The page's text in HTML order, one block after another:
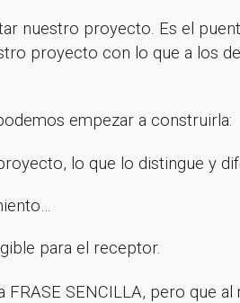
nuestro proyecto. Es el
proyecto con lo que a los
empezar a construirla:
lo que lo distingue y
para el receptor.
SENCILLA, pero que